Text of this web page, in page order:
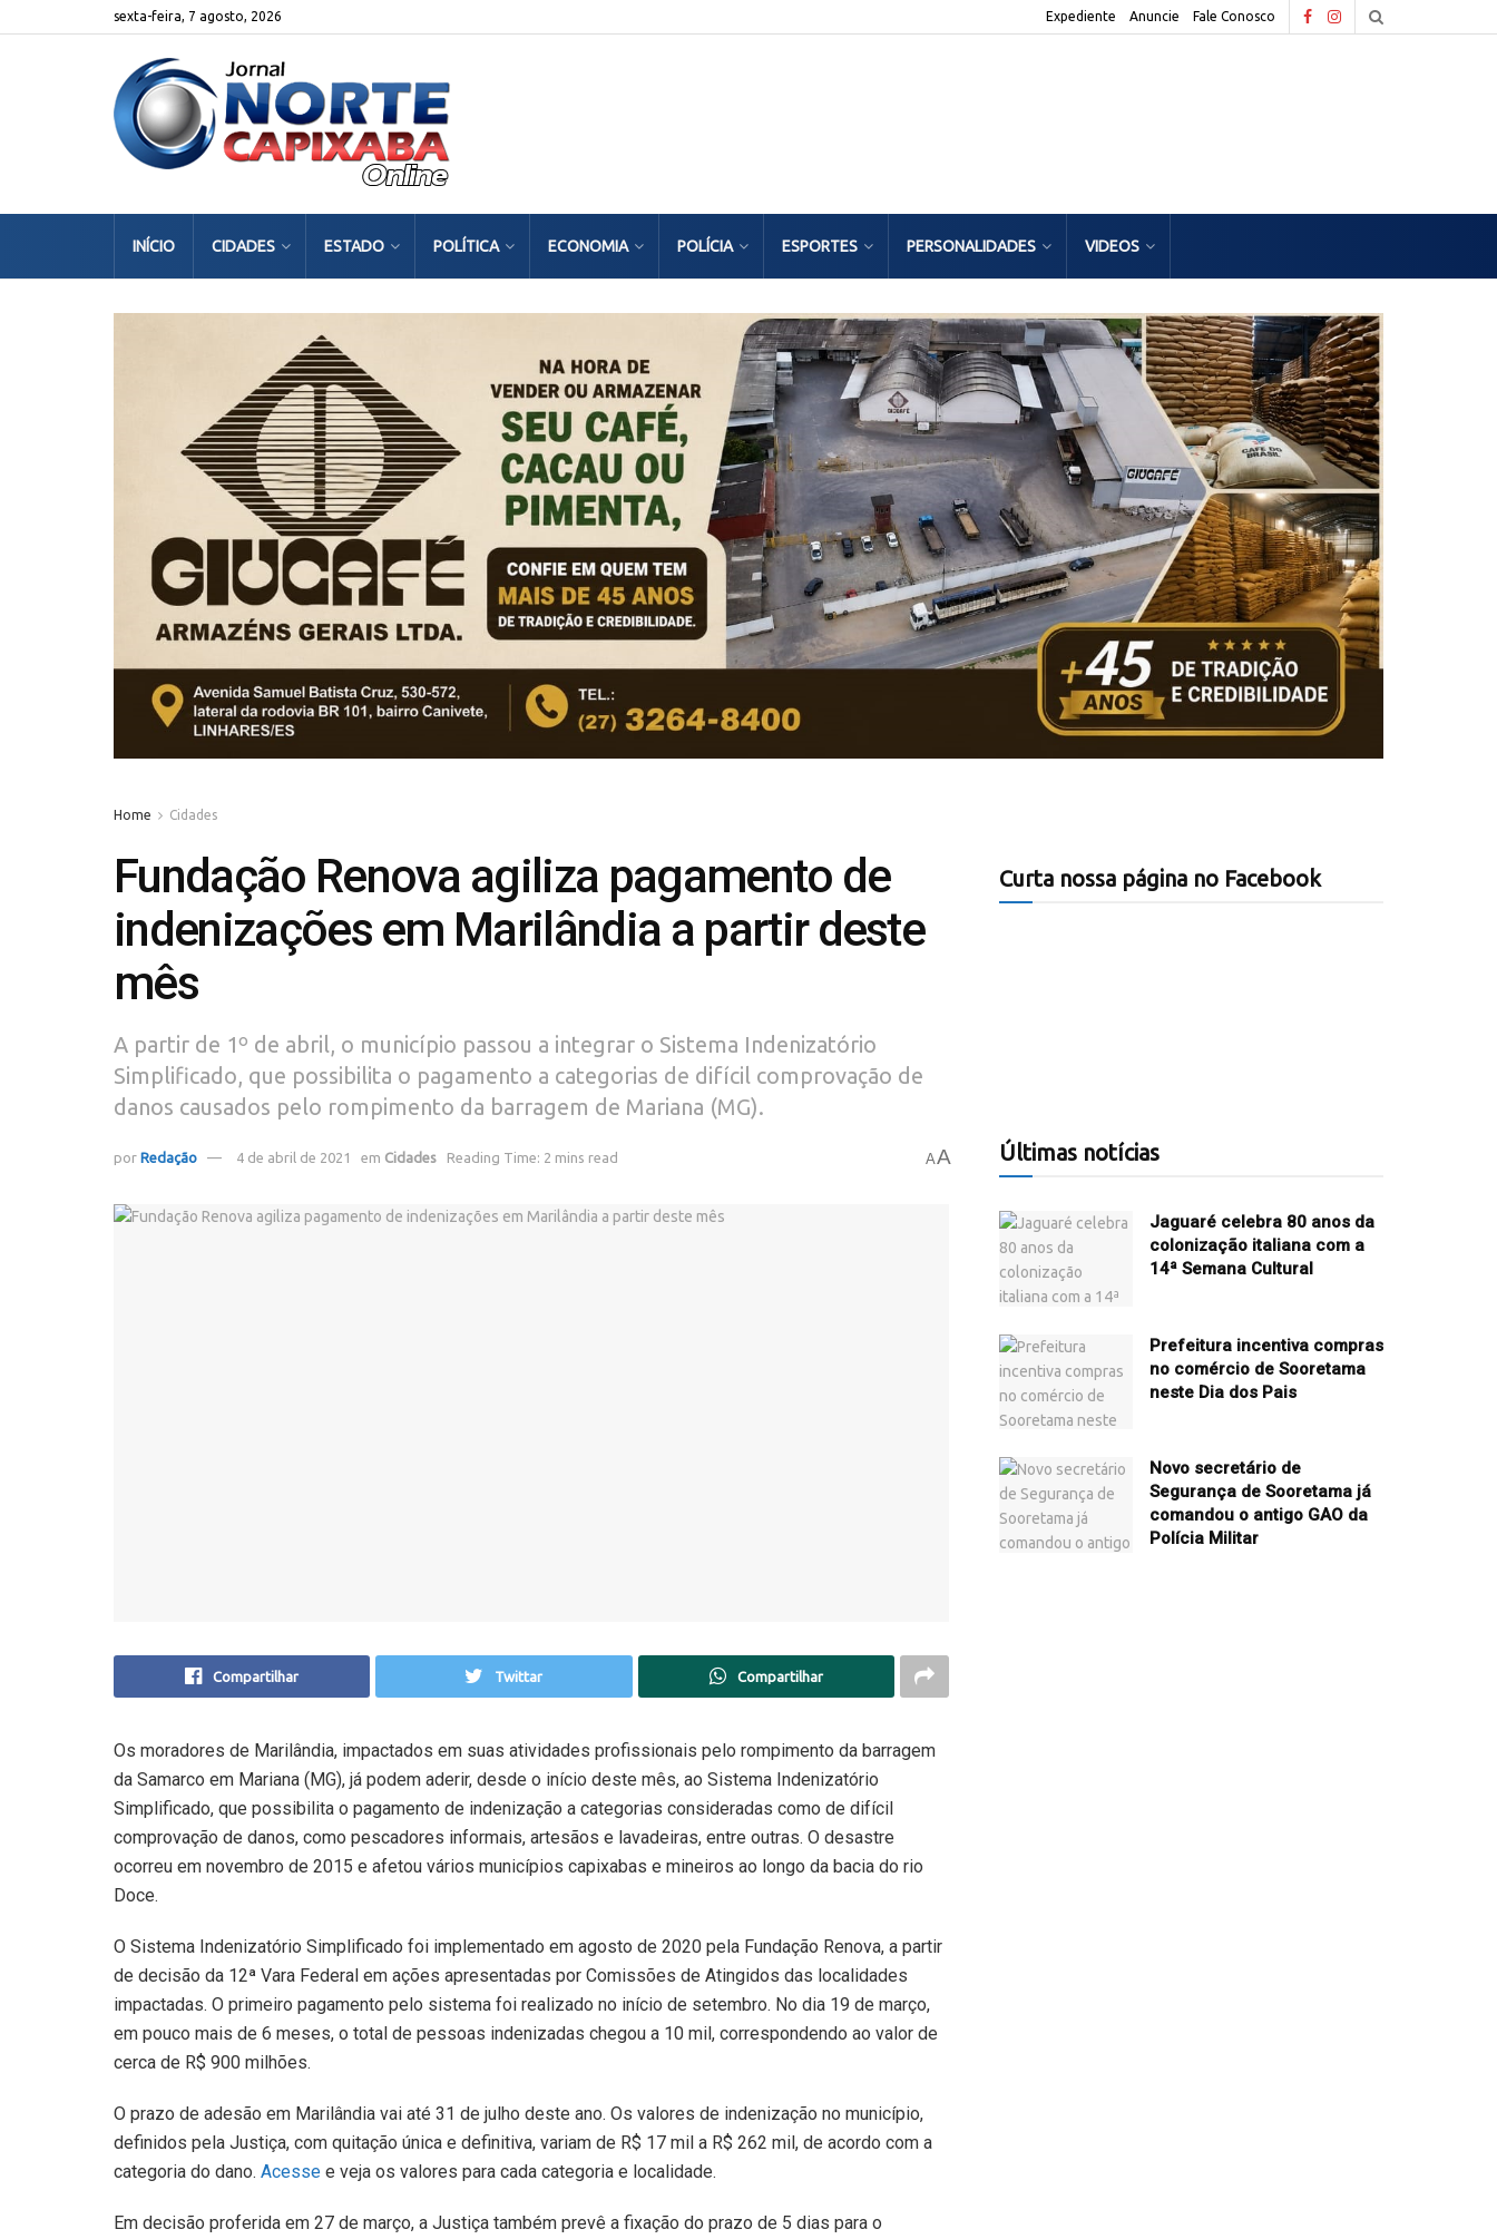
sexta-feira, 7 agosto, 2026 Expediente Anuncie Fale Conosco
INÍCIO CIDADES ESTADO POLÍTICA ECONOMIA POLÍCIA ESPORTES PERSONALIDADES VIDEOS
Home Cidades
Fundação Renova agiliza pagamento de
indenizações em Marilândia a partir deste
mês
A partir de 1º de abril, o município passou a integrar o Sistema Indenizatório
Simplificado, que possibilita o pagamento a categorias de difícil comprovação de
danos causados pelo rompimento da barragem de Mariana (MG).
por Redação 4 de abril de 2021 em Cidades Reading Time: 2 mins read AA
Compartilhar Twittar Compartilhar
Os moradores de Marilândia, impactados em suas atividades profissionais pelo rompimento da barragem
da Samarco em Mariana (MG), já podem aderir, desde o início deste mês, ao Sistema Indenizatório
Simplificado, que possibilita o pagamento de indenização a categorias consideradas como de difícil
comprovação de danos, como pescadores informais, artesãos e lavadeiras, entre outras. O desastre
ocorreu em novembro de 2015 e afetou vários municípios capixabas e mineiros ao longo da bacia do rio
Doce.
O Sistema Indenizatório Simplificado foi implementado em agosto de 2020 pela Fundação Renova, a partir
de decisão da 12ª Vara Federal em ações apresentadas por Comissões de Atingidos das localidades
impactadas. O primeiro pagamento pelo sistema foi realizado no início de setembro. No dia 19 de março,
em pouco mais de 6 meses, o total de pessoas indenizadas chegou a 10 mil, correspondendo ao valor de
cerca de R$ 900 milhões.
O prazo de adesão em Marilândia vai até 31 de julho deste ano. Os valores de indenização no município,
definidos pela Justiça, com quitação única e definitiva, variam de R$ 17 mil a R$ 262 mil, de acordo com a
categoria do dano. Acesse e veja os valores para cada categoria e localidade.
Em decisão proferida em 27 de março, a Justiça também prevê a fixação do prazo de 5 dias para o
Curta nossa página no Facebook
Últimas notícias
Jaguaré celebra 80 anos da
colonização italiana com a
14ª Semana Cultural
Prefeitura incentiva compras
no comércio de Sooretama
neste Dia dos Pais
Novo secretário de
Segurança de Sooretama já
comandou o antigo GAO da
Polícia Militar